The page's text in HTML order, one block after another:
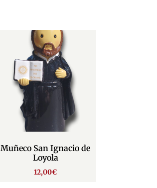
Muñeco San Ignacio de
Loyola
12,00€